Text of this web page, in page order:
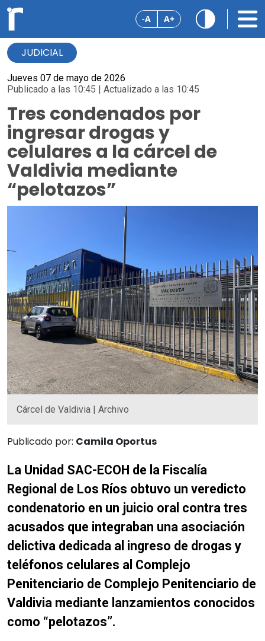
-A A+
JUDICIAL
Jueves 07 de mayo de 2026
Publicado a las 10:45 | Actualizado a las 10:45
Tres condenados por
ingresar drogas y
celulares a la cárcel de
Valdivia mediante
“pelotazos”
Cárcel de Valdivia | Archivo
Publicado por: Camila Oportus
La Unidad SAC-ECOH de la Fiscalía
Regional de Los Ríos obtuvo un veredicto
condenatorio en un juicio oral contra tres
acusados que integraban una asociación
delictiva dedicada al ingreso de drogas y
teléfonos celulares al Complejo
Penitenciario de Complejo Penitenciario de
Valdivia mediante lanzamientos conocidos
como “pelotazos”.